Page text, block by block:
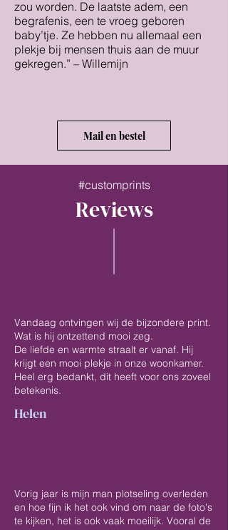
zou worden. De laatste adem, een
begrafenis, een te vroeg geboren
baby’tje. Ze hebben nu allemaal een
plekje bij mensen thuis aan de muur
gekregen.” – Willemijn
Mail en bestel
#customprints
Reviews
Vandaag ontvingen wij de bijzondere print.
Wat is hij ontzettend mooi zeg.
De liefde en warmte straalt er vanaf. Hij
krijgt een mooi plekje in onze woonkamer.
Heel erg bedankt, dit heeft voor ons zoveel
betekenis.
Helen
Vorig jaar is mijn man plotseling overleden
en hoe fijn ik het ook vind om naar de foto's
te kijken, het is ook vaak moeilijk. Vooral de